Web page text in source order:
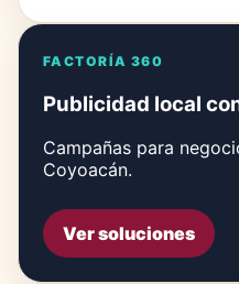
FACTORÍA 360
Publicidad local
Campañas para
Coyoacán.
Ver soluciones